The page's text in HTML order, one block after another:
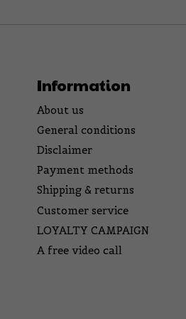
Information
About us
General conditions
Disclaimer
Payment methods
Shipping & returns
Customer service
LOYALTY CAMPAIGN
A free video call